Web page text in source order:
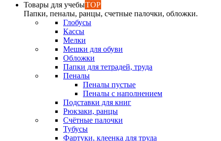
Товары для учебыTOP
Папки, пеналы, ранцы, счетные палочки, обложки.
Глобусы
Кассы
Мелки
Мешки для обуви
Обложки
Папки для тетрадей, труда
Пеналы
Пеналы пустые
Пеналы с наполнением
Подставки для книг
Рюкзаки, ранцы
Счётные палочки
Тубусы
Фартуки, клеенка для труда